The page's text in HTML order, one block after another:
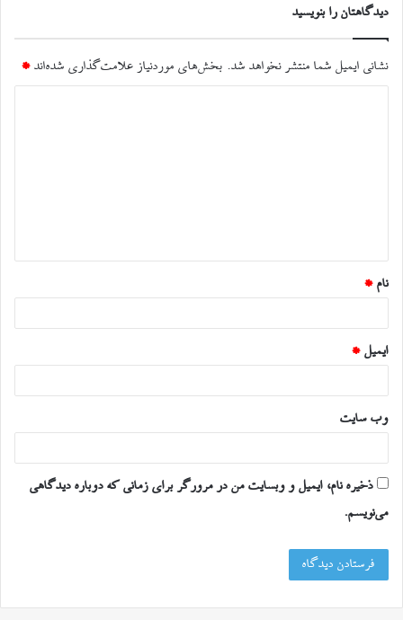
دیدگاهتان را بنویسید
نشانی ایمیل شما منتشر نخواهد شد. بخش‌های موردنیاز علامت‌گذاری شده‌اند *
*
نام *
ایمیل *
وب‌ سایت
ذخیره نام، ایمیل و وبسایت من در مرورگر برای زمانی که دوباره دیدگاهی
می‌نویسم.